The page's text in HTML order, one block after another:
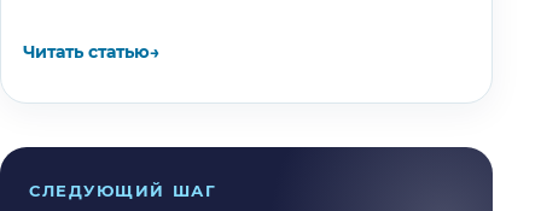
Читать статью→
СЛЕДУЮЩИЙ ШАГ